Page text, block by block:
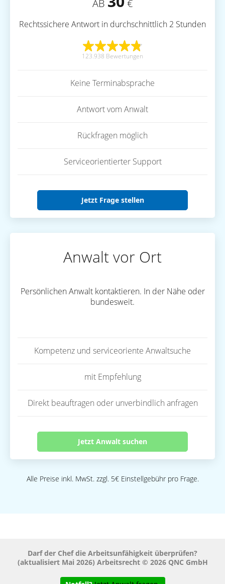
AB €
Rechtssichere Antwort in durchschnittlich 2 Stunden
123.938 Bewertungen
Keine Terminabsprache
Antwort vom Anwalt
Rückfragen möglich
Serviceorientierter Support
Jetzt Frage stellen
Anwalt vor Ort
Persönlichen Anwalt kontaktieren. In der Nähe oder
bundesweit.
Kompetenz und serviceoriente Anwaltsuche
mit Empfehlung
Direkt beauftragen oder unverbindlich anfragen
Jetzt Anwalt suchen
Alle Preise inkl. MwSt. zzgl. 5€ Einstellgebühr pro Frage.
Darf der Chef die Arbeitsunfähigkeit überprüfen?
(aktualisiert Mai 2026) Arbeitsrecht © 2026 QNC GmbH